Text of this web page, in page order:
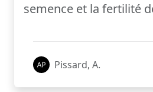
semence et la fertilité
Pissard, A.